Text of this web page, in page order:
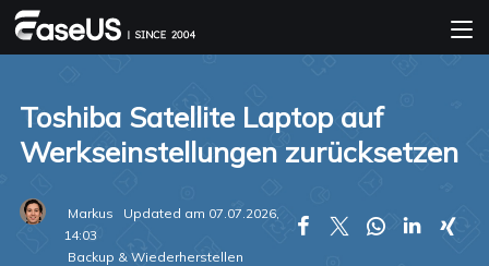
Toshiba Satellite Laptop auf
Werkseinstellungen zurücksetzen
Markus
Updated am 07.07.2026,
14:03
Backup & Wiederherstellen
    